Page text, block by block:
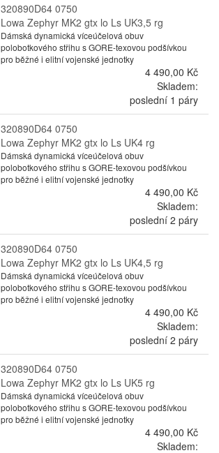
320890D64 0750
Lowa Zephyr MK2 gtx lo Ls UK3,5 rg
Dámská dynamická víceúčelová obuv
polobotkového střihu s GORE-texovou podšívkou
pro běžné i elitní vojenské jednotky
4 490,00 Kč
Skladem:
poslední 1 páry
320890D64 0750
Lowa Zephyr MK2 gtx lo Ls UK4 rg
Dámská dynamická víceúčelová obuv
polobotkového střihu s GORE-texovou podšívkou
pro běžné i elitní vojenské jednotky
4 490,00 Kč
Skladem:
poslední 2 páry
320890D64 0750
Lowa Zephyr MK2 gtx lo Ls UK4,5 rg
Dámská dynamická víceúčelová obuv
polobotkového střihu s GORE-texovou podšívkou
pro běžné i elitní vojenské jednotky
4 490,00 Kč
Skladem:
poslední 2 páry
320890D64 0750
Lowa Zephyr MK2 gtx lo Ls UK5 rg
Dámská dynamická víceúčelová obuv
polobotkového střihu s GORE-texovou podšívkou
pro běžné i elitní vojenské jednotky
4 490,00 Kč
Skladem: